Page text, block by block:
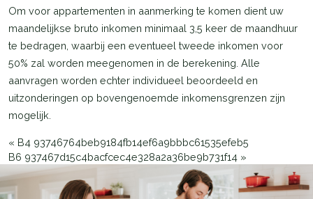
Om voor appartementen in aanmerking te komen dient uw
maandelijkse bruto inkomen minimaal 3,5 keer de maandhuur
te bedragen, waarbij een eventueel tweede inkomen voor
50% zal worden meegenomen in de berekening. Alle
aanvragen worden echter individueel beoordeeld en
uitzonderingen op bovengenoemde inkomensgrenzen zijn
mogelijk.
« B4 93746764beb9184fb14ef6a9bbbc61535efeb5
B6 937467d15c4bacfcec4e328a2a36be9b731f14 »